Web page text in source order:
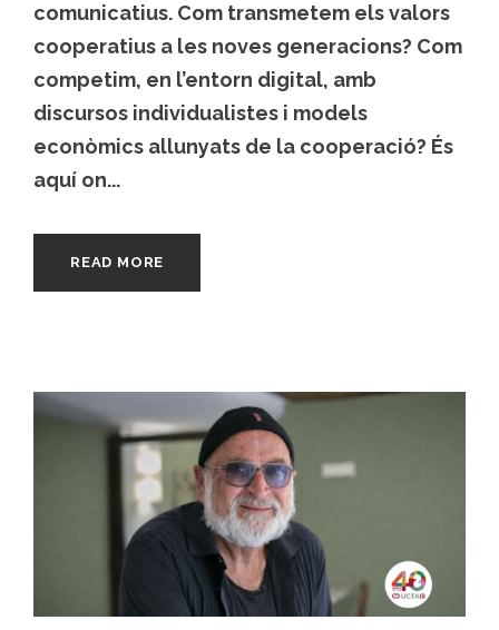
comunicatius. Com transmetem els valors
cooperatius a les noves generacions? Com
competim, en l’entorn digital, amb
discursos individualistes i models
econòmics allunyats de la cooperació? És
aquí on...
READ MORE